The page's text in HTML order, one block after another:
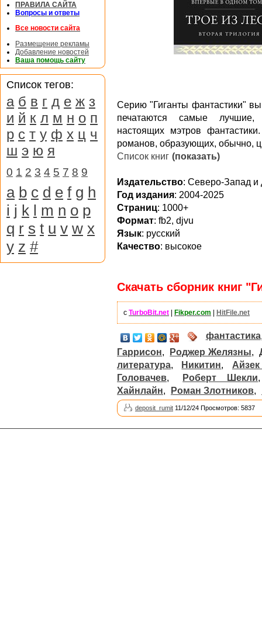
Серию "Гиганты фантастики"
печатаются самые лучшие,
настоящих мэтров
романов, образующих, обычно,
Список книг (показать)
Издательство: Северо-Запад и
Год издания: 2004-2025
Страниц: 1000+
Формат: fb2, djvu
Язык: русский
Качество: высокое
Скачать сборник книг
с TurboBit.net | Fikper.com | HitFile.net
фантастика
Гаррисон, Роджер Желязны,
литература, Никитин,
Головачев, Роберт Шекли
Хайнлайн, Роман Злотников,
deposit_rumit 11/12/24 Просмотров: 5837
ПРАВИЛА САЙТА
Вопросы и ответы
Все новости сайта
Размещение рекламы
Добавление новостей
Ваша помощь сайту
Список тегов:
а б в г д е ж з
и й к л м н о п
р с т у ф х ц ч
ш э ю я
0 1 2 3 4 5 7 8 9
a b c d e f g h
i j k l m n o p
q r s t u v w x
y z #